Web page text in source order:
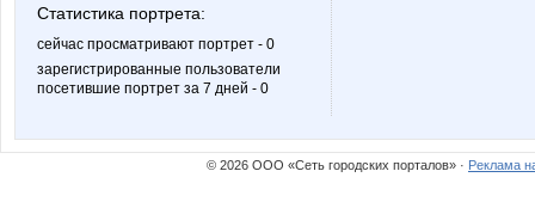
Статистика портрета:
сейчас просматривают портрет - 0
зарегистрированные пользователи
посетившие портрет за 7 дней - 0
© 2026 ООО «Сеть городских порталов» · Реклама